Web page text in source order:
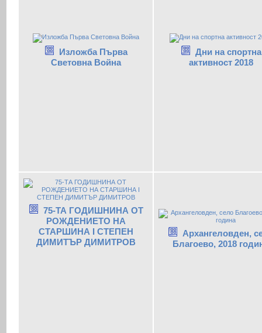
Изложба Първа
Световна Война
Дни на спортна
активност 2018
75-ТА ГОДИШНИНА ОТ
РОЖДЕНИЕТО НА
СТАРШИНА І СТЕПЕН
ДИМИТЪР ДИМИТРОВ
Архангеловден,
Благоево, 2018